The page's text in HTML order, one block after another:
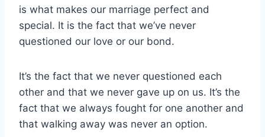
is what makes our marriage perfect and
special. It is the fact that we’ve never
questioned our love or our bond.
It’s the fact that we never questioned each
other and that we never gave up on us. It’s the
fact that we always fought for one another and
that walking away was never an option.